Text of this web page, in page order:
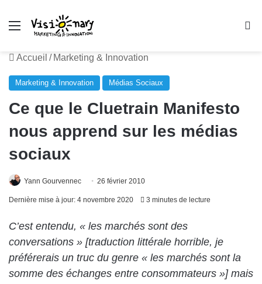
Menu
Accueil / Marketing & Innovation
Marketing & Innovation Médias Sociaux
Ce que le Cluetrain Manifesto
nous apprend sur les médias
sociaux
Yann Gourvennec 26 février 2010
Dernière mise à jour: 4 novembre 2020 3 minutes de lecture
C’est entendu, « les marchés sont des
conversations » [traduction littérale horrible, je
préférerais un truc du genre « les marchés sont la
somme des échanges entre consommateurs »] mais